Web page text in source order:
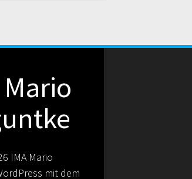
Mario
IMA Mario
mit dem